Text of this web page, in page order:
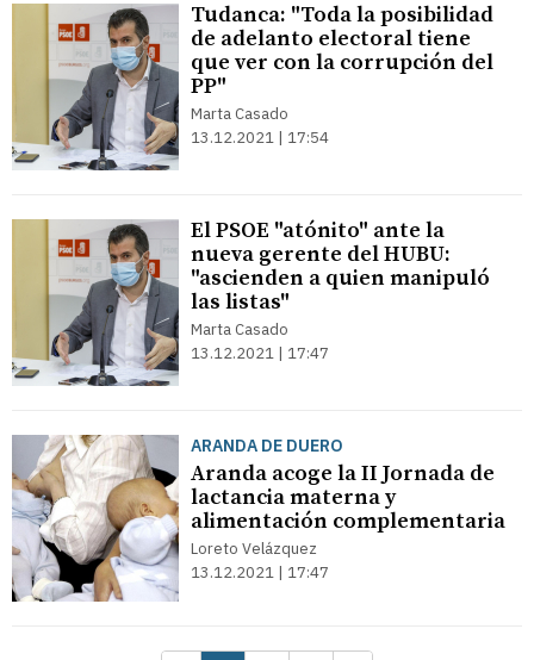
Tudanca: "Toda la posibilidad
de adelanto electoral tiene
que ver con la corrupción del
PP"
Marta Casado
13.12.2021 | 17:54
El PSOE "atónito" ante la
nueva gerente del HUBU:
"ascienden a quien manipuló
las listas"
Marta Casado
13.12.2021 | 17:47
ARANDA DE DUERO
Aranda acoge la II Jornada de
lactancia materna y
alimentación complementaria
Loreto Velázquez
13.12.2021 | 17:47